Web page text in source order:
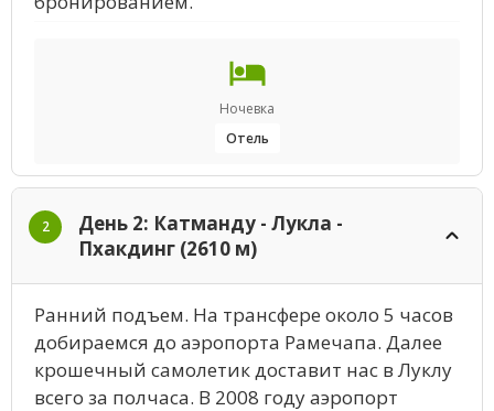
Ночевка
Отель
2
День 2: Катманду - Лукла -
Пхакдинг (2610 м)
Ранний подъем. На трансфере около 5 часов
добираемся до аэропорта Рамечапа. Далее
крошечный самолетик доставит нас в Луклу
всего за полчаса. В 2008 году аэропорт